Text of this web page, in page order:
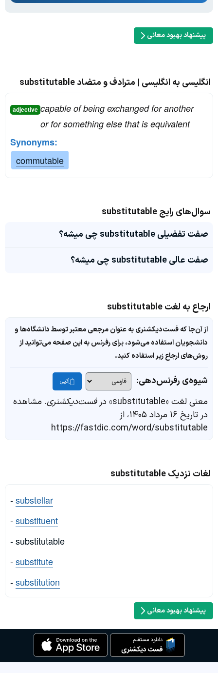
پیشنهاد بهبود معانی
انگلیسی به انگلیسی | مترادف و متضاد substitutable
adjective capable of being exchanged for another
or for something else that is equivalent
Synonyms:
commutable
سوال‌های رایج substitutable
صفت تفضیلی substitutable چی میشه؟
صفت عالی substitutable چی میشه؟
ارجاع به لغت substitutable
از آن‌جا که فست‌دیکشنری به عنوان مرجعی معتبر توسط دانشگاه‌ها و
دانشجویان استفاده می‌شود، برای رفرنس به این صفحه می‌توانید از
روش‌های ارجاع زیر استفاده کنید.
شیوه‌ی رفرنس‌دهی: کپی
معنی لغت «substitutable» در فست‌دیکشنری. مشاهده
در تاریخ ۱۶ مرداد ۱۴۰۵، از
https://fastdic.com/word/substitutable
لغات نزدیک substitutable
-substellar
-substituent
- substitutable
-substitute
-substitution
پیشنهاد بهبود معانی